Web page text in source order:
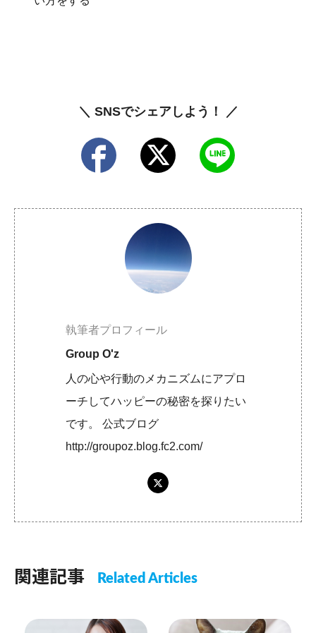
＼ SNSでシェアしよう！ ／
執筆者プロフィール
Group O'z
人の心や行動のメカニズムにアプロ
ーチしてハッピーの秘密を探りたい
です。 公式ブログ
http://groupoz.blog.fc2.com/
関連記事 Related Articles